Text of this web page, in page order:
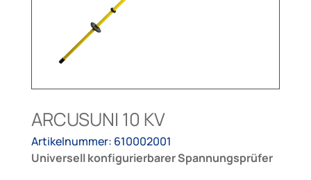
ARCUSUNI 10 KV
Artikelnummer: 610002001
Universell konfigurierbarer Spannungsprüfer